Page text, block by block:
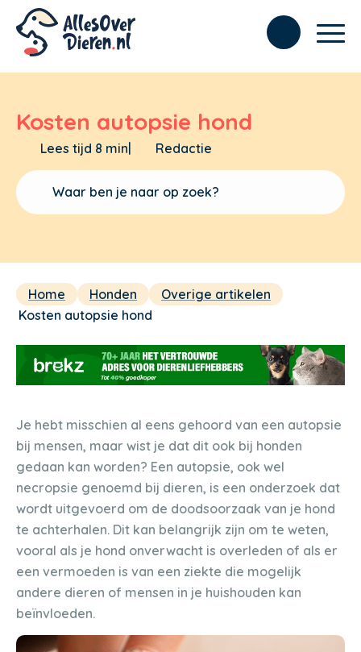
Kosten autopsie hond
Lees tijd 8 min| Redactie
Home Honden
Overige artikelen
Kosten autopsie hond
Je hebt misschien al eens gehoord van een autopsie
bij mensen, maar wist je dat dit ook bij honden
gedaan kan worden? Een autopsie, ook wel
necropsie genoemd bij dieren, is een onderzoek dat
wordt uitgevoerd om de doodsoorzaak van je hond
te achterhalen. Dit kan belangrijk zijn om te weten,
vooral als je hond onverwacht is overleden of als er
een vermoeden is van een ziekte die mogelijk
andere dieren of mensen in je huishouden kan
beïnvloeden.